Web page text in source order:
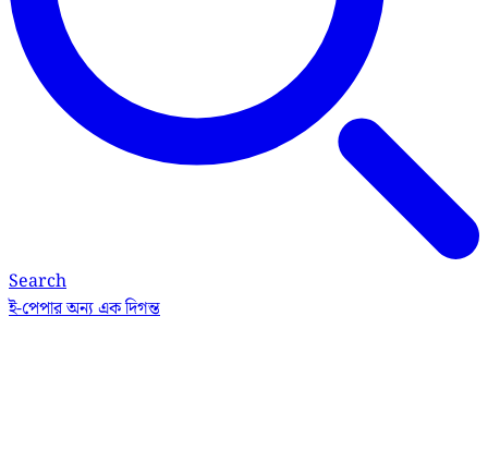
Search
ই-পেপারঅন্য এক দিগন্ত